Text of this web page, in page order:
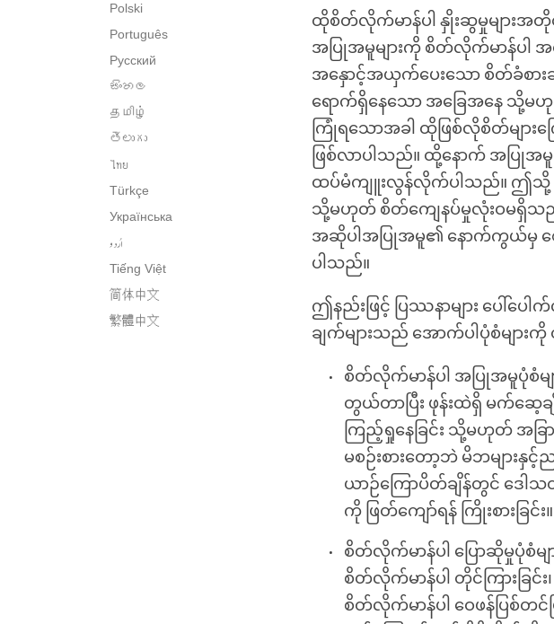
Polski
Português
Русский
සිංහල
தமிழ்
తెలుగు
ไทย
Türkçe
Українська
اُردو
Tiếng Việt
简体中文
繁體中文
ထိုစိတ်လိုက်မာန်ပါ နှိုးဆွမှုများအ
အပြုအမူများကို စိတ်လိုက်မာန်ပ
အနှောင့်အယှက်ပေးသော စိတ်ခံစားခ
ရောက်ရှိနေသော အခြေအနေ သို့မ
ကြုံရသောအခါ ထိုဖြစ်လိုစိတ်မျ
ဖြစ်လာပါသည်။ ထို့နောက် အပြု
ထပ်မံကျူးလွန်လိုက်ပါသည်။ ဤသို့ စိ
သို့မဟုတ် စိတ်ကျေနပ်မှုလုံးဝမရှိသ
အဆိုပါအပြုအမူ၏ နောက်ကွယ်မှ စေ့ဆ
ပါသည်။
ဤနည်းဖြင့် ပြဿနာများ ပေါ်ပ
ချက်များသည် အောက်ပါပုံစံများကို
စိတ်လိုက်မာန်ပါ အပြုအမူပုံစံမျ
တွယ်တာပြီး ဖုန်းထဲရှိ မက်ဆေ့ချ်
ကြည့်ရှုနေခြင်း သို့မဟုတ် အခ
မစဉ်းစားတော့ဘဲ မိဘများနှင့်
ယာဉ်ကြောပိတ်ချိန်တွင် ဒေါသ
ကို ဖြတ်ကျော်ရန် ကြိုးစားခြင်း။
စိတ်လိုက်မာန်ပါ ပြောဆိုမှုပုံစံမျ
စိတ်လိုက်မာန်ပါ တိုင်ကြားခြင်
စိတ်လိုက်မာန်ပါ ဝေဖန်ပြစ်တင်